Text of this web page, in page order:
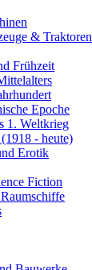
& Traktoren
Frühzeit
Epoche
1. Weltkrieg
- heute)
Erotik
Fiction